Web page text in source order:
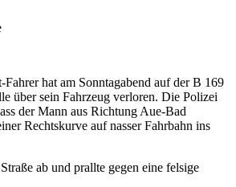
hat am Sonntagabend auf der B 169
über sein Fahrzeug verloren. Die Polizei
der Mann aus Richtung Aue-Bad
Rechtskurve auf nasser Fahrbahn ins
ab und prallte gegen eine felsige